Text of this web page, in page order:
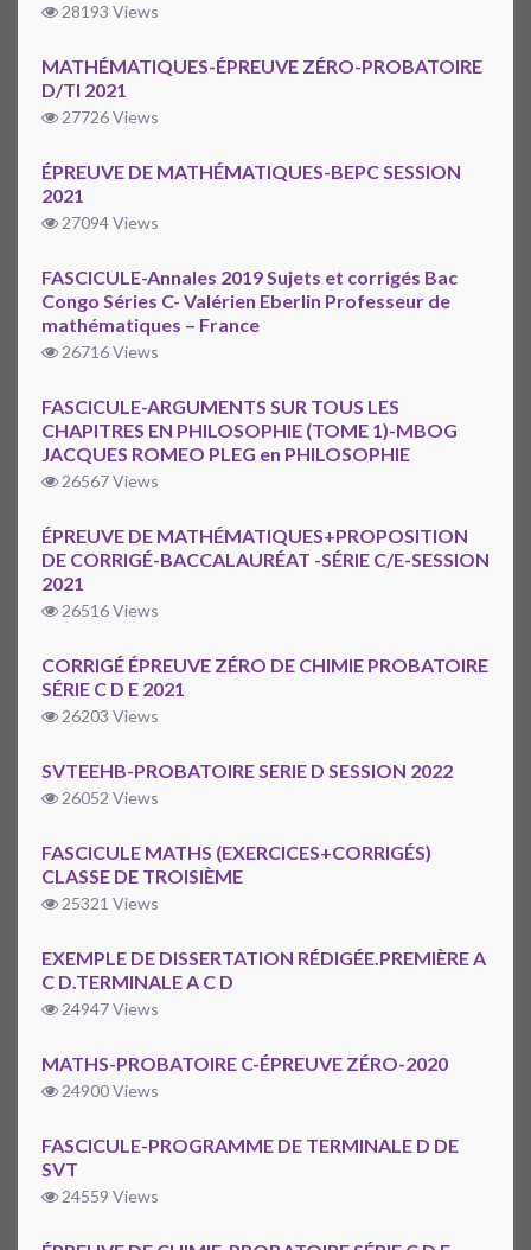
28193 Views
MATHÉMATIQUES-ÉPREUVE ZÉRO-PROBATOIRE
D/TI 2021
27726 Views
ÉPREUVE DE MATHÉMATIQUES-BEPC SESSION
2021
27094 Views
FASCICULE-Annales 2019 Sujets et corrigés Bac
Congo Séries C- Valérien Eberlin Professeur de
mathématiques – France
26716 Views
FASCICULE-ARGUMENTS SUR TOUS LES
CHAPITRES EN PHILOSOPHIE (TOME 1)-MBOG
JACQUES ROMEO PLEG en PHILOSOPHIE
26567 Views
ÉPREUVE DE MATHÉMATIQUES+PROPOSITION
DE CORRIGÉ-BACCALAURÉAT -SÉRIE C/E-SESSION
2021
26516 Views
CORRIGÉ ÉPREUVE ZÉRO DE CHIMIE PROBATOIRE
SÉRIE C D E 2021
26203 Views
SVTEEHB-PROBATOIRE SERIE D SESSION 2022
26052 Views
FASCICULE MATHS (EXERCICES+CORRIGÉS)
CLASSE DE TROISIÈME
25321 Views
EXEMPLE DE DISSERTATION RÉDIGÉE.PREMIÈRE A
C D.TERMINALE A C D
24947 Views
MATHS-PROBATOIRE C-ÉPREUVE ZÉRO-2020
24900 Views
FASCICULE-PROGRAMME DE TERMINALE D DE
SVT
24559 Views